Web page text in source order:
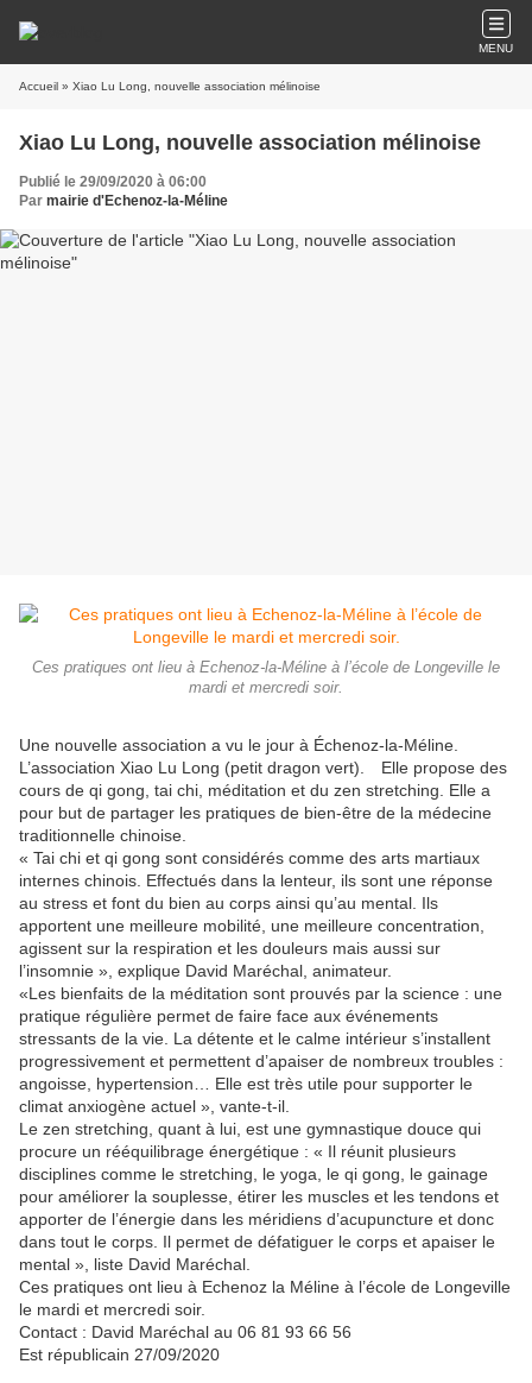
MENU
Accueil » Xiao Lu Long, nouvelle association mélinoise
Xiao Lu Long, nouvelle association mélinoise
Publié le 29/09/2020 à 06:00
Par mairie d'Echenoz-la-Méline
Ces pratiques ont lieu à Echenoz-la-Méline à l’école de Longeville le
mardi et mercredi soir.
Une nouvelle association a vu le jour à Échenoz-la-Méline.
L’association Xiao Lu Long (petit dragon vert). Elle propose des
cours de qi gong, tai chi, méditation et du zen stretching. Elle a
pour but de partager les pratiques de bien-être de la médecine
traditionnelle chinoise.
« Tai chi et qi gong sont considérés comme des arts martiaux
internes chinois. Effectués dans la lenteur, ils sont une réponse
au stress et font du bien au corps ainsi qu’au mental. Ils
apportent une meilleure mobilité, une meilleure concentration,
agissent sur la respiration et les douleurs mais aussi sur
l’insomnie », explique David Maréchal, animateur.
«Les bienfaits de la méditation sont prouvés par la science : une
pratique régulière permet de faire face aux événements
stressants de la vie. La détente et le calme intérieur s’installent
progressivement et permettent d’apaiser de nombreux troubles :
angoisse, hypertension… Elle est très utile pour supporter le
climat anxiogène actuel », vante-t-il.
Le zen stretching, quant à lui, est une gymnastique douce qui
procure un rééquilibrage énergétique : « Il réunit plusieurs
disciplines comme le stretching, le yoga, le qi gong, le gainage
pour améliorer la souplesse, étirer les muscles et les tendons et
apporter de l’énergie dans les méridiens d’acupuncture et donc
dans tout le corps. Il permet de défatiguer le corps et apaiser le
mental », liste David Maréchal.
Ces pratiques ont lieu à Echenoz la Méline à l’école de Longeville
le mardi et mercredi soir.
Contact : David Maréchal au 06 81 93 66 56
Est républicain 27/09/2020